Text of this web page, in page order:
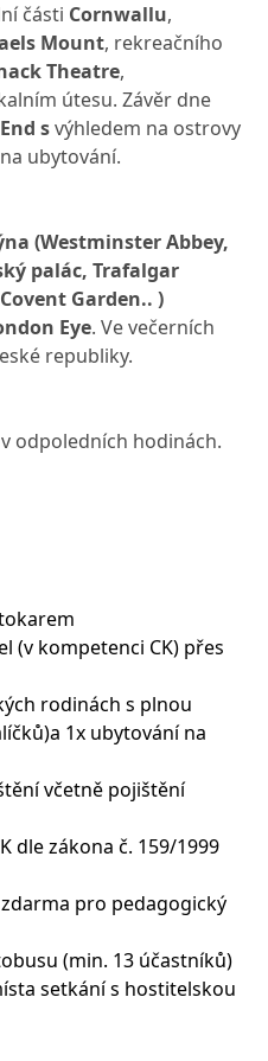
části Cornwallu,
Mount, rekreačního
Theatre,
útesu. Závěr dne
svýhledem na ostrovy
ubytování.
(Westminster Abbey,
palác, Trafalgar
Garden.. )
Eye. Ve večerních
republiky.
odpoledních hodinách.
(v kompetenci CK) přes
rodinách s plnou
1x ubytování na
včetně pojištění
dle zákona č. 159/1999
pro pedagogický
(min. 13 účastníků)
setkání s hostitelskou